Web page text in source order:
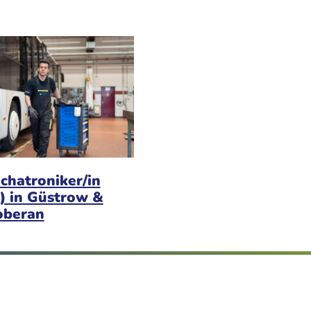
in
in Güstrow &